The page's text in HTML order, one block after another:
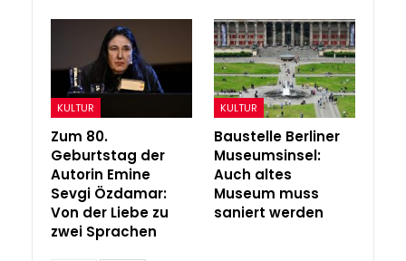
KULTUR
Zum 80.
Geburtstag der
Autorin Emine
Sevgi Özdamar:
Von der Liebe zu
zwei Sprachen
KULTUR
Baustelle Berliner
Museumsinsel:
Auch altes
Museum muss
saniert werden